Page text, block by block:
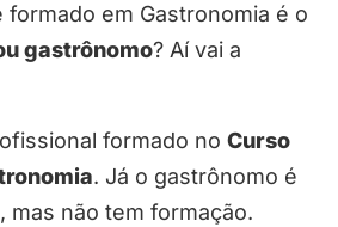
em Gastronomia é o
gastrônomo? Aí vai a
formado no Curso
. Já o gastrônomo é
mas não tem formação.